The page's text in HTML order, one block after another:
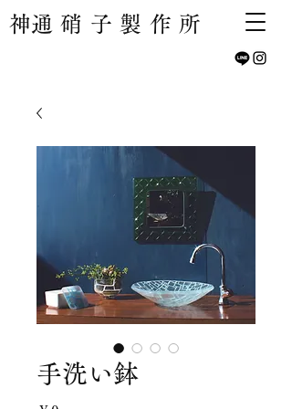
​神通硝子製作所
手洗い鉢